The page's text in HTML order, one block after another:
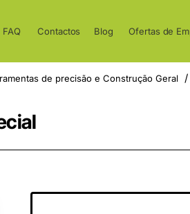
FAQ Contactos Blog Ofertas de
de precisão e Construção Geral